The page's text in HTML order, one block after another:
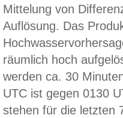
Mittelung von
Auflösung. Das
räumlich hoch
werden ca. 30
UTC ist gegen 0130
stehen für die letzten